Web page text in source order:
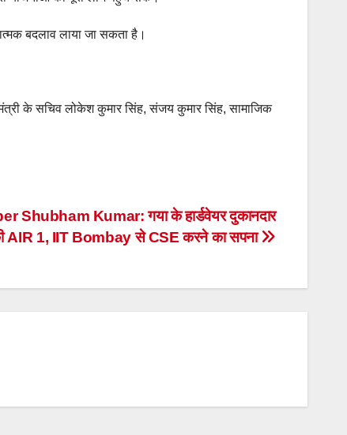
बदलाव लाया जा सकता है।
के सचिव लोकेश कुमार सिंह, संजय कुमार सिंह, सामाजिक
Kumar: गया के हार्डवेयर दुकानदार
AIR 1, IIT Bombay से CSE करने का सपना